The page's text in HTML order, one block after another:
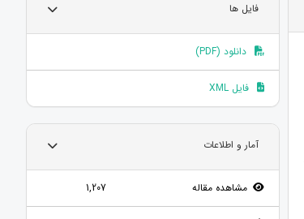
فایل ها
دانلود (PDF)
فایل XML
آمار و اطلاعات
مشاهده مقاله 1,207